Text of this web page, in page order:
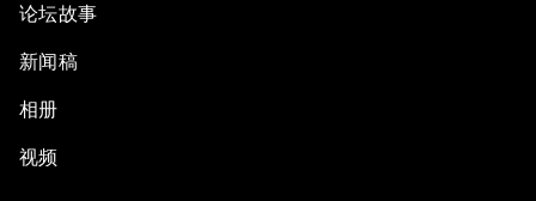
论坛故事
新闻稿
相册
视频